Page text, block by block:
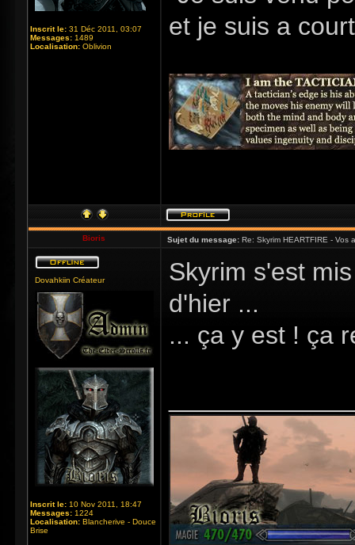
Inscrit le: 31 Déc 2011, 03:07
Messages: 1489
Localisation: Oblivion
et je suis a
Bioris Sujet du message: Re: Skyrim HEARTFIRE - Vos
Dovahkiin Créateur
Inscrit le: 10 Nov 2011, 18:47
Messages: 1224
Localisation: Blancherive - Douce
Brise
Skyrim s'est
d'hier ...
... ça y est ! ça